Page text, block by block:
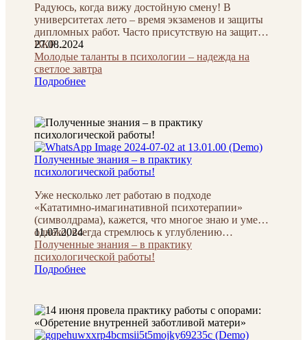
Радуюсь, когда вижу достойную смену! В
университетах лето – время экзаменов и защиты
дипломных работ. Часто присутствую на защитах
ВКР…
27.08.2024
Молодые таланты в психологии – надежда на
светлое завтра
Подробнее
Полученные знания – в практику
психологической работы!
Уже несколько лет работаю в подходе
«Кататимно-имагинативной психотерапии»
(символдрама), кажется, что многое знаю и умею,
однако, всегда стремлюсь к углублению…
11.07.2024
Полученные знания – в практику
психологической работы!
Подробнее